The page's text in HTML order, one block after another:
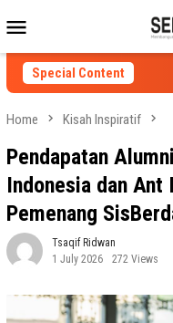
to
contentMenu
Special Content
Home Kisah Inspiratif
Pendapatan
Indonesia dan Ant
Pemenang
Tsaqif Ridwan
1 July 2026
272 Views